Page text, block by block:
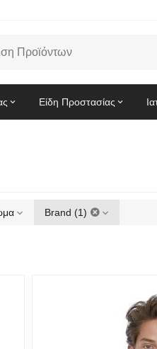
Είδη Προστασίας
Brand (1)